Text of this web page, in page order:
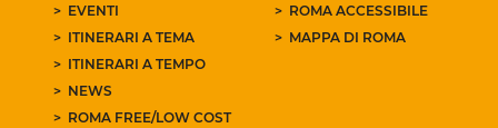
EVENTI
ITINERARI A TEMA
ITINERARI A TEMPO
NEWS
ROMA FREE/LOW COST
ROMA ACCESSIBILE
MAPPA DI ROMA